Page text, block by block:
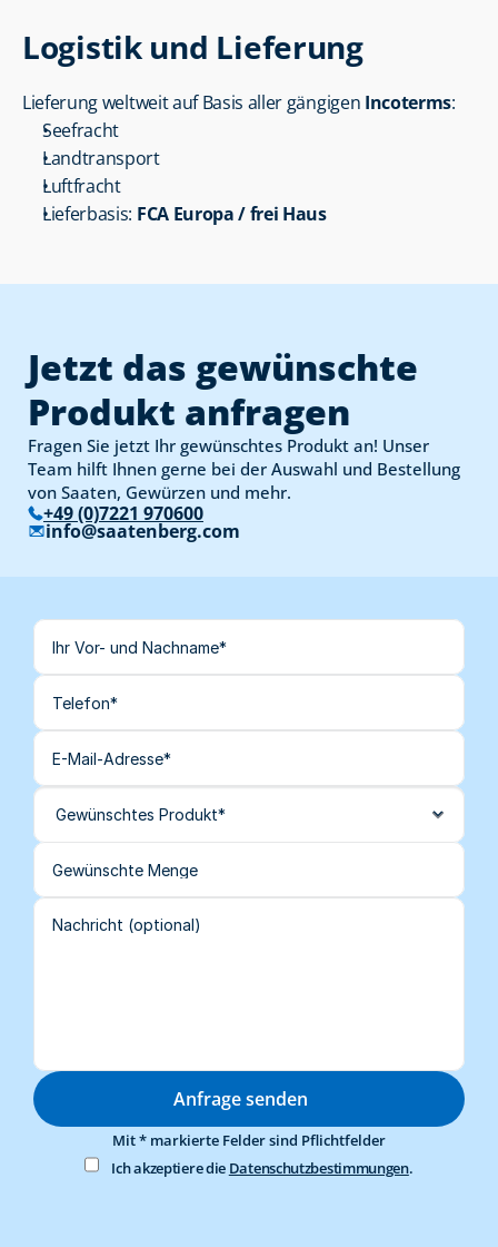
Logistik und Lieferung
Lieferung weltweit auf Basis aller gängigen Incoterms:
Seefracht
Landtransport
Luftfracht
Lieferbasis: FCA Europa / frei Haus
Jetzt das gewünschte
Produkt anfragen
Fragen Sie jetzt Ihr gewünschtes Produkt an! Unser
Team hilft Ihnen gerne bei der Auswahl und Bestellung
von Saaten, Gewürzen und mehr.
+49 (0)7221 970600
info@saatenberg.com
Anfrage senden
Mit * markierte Felder sind Pflichtfelder
Ich akzeptiere die Datenschutzbestimmungen.